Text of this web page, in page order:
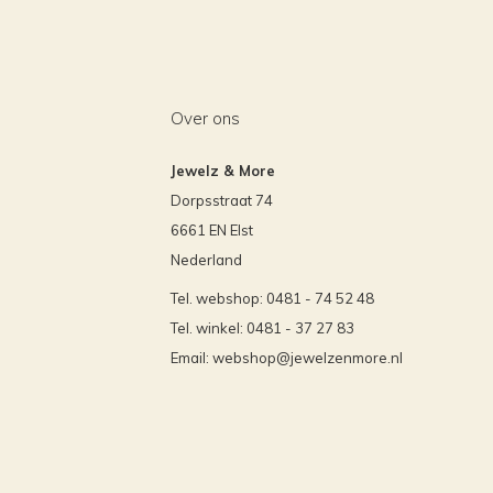
Over ons
Jewelz & More
Dorpsstraat 74
6661 EN Elst
Nederland
Tel. webshop: 0481 - 74 52 48
Tel. winkel: 0481 - 37 27 83
Email: webshop@jewelzenmore.nl